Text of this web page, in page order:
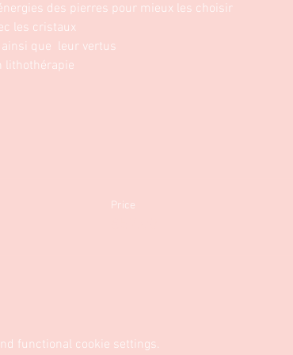
des pierres pour mieux les choisir
les cristaux
que  leur vertus
lithothérapie
Price
functional cookie settings.